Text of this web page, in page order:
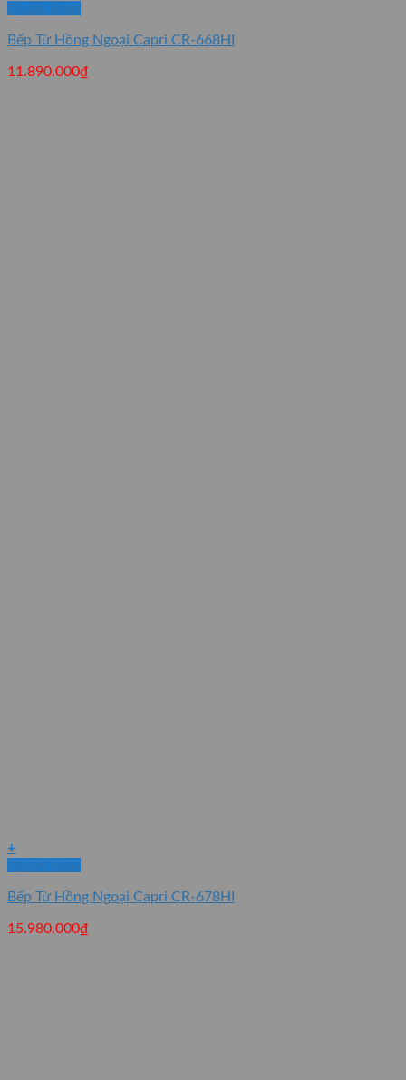
Quick View
Bếp Từ Hồng Ngoại Capri CR-668HI
11.890.000₫
+
Quick View
Bếp Từ Hồng Ngoại Capri CR-678HI
15.980.000₫